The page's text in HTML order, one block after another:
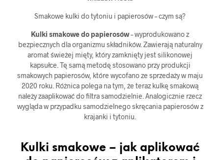
Smakowe kulki do tytoniu i papierosów – czym są?
Kulki smakowe do papierosów– wyprodukowano z
bezpiecznych dla organizmu składników. Zawierają naturalny
aromat świeżej mięty, który zamknięty jest silikonowej
kapsułce. Tę samą metodę stosowano przy produkcji
smakowych papierosów, które wycofano ze sprzedaży w maju
2020 roku. Różnica polega na tym, że teraz kulkę smakową
należy zaaplikować do filtra samodzielnie. Analogicznie rzecz
wygląda w przypadku samodzielnego skręcania papierosów z
krajanki i tytoniu.
Kulki smakowe – jak aplikować